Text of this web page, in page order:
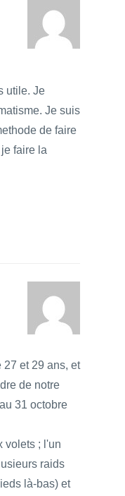
utile. Je
Je suis
de faire
faire la
27 et 29 ans, et
de notre
31 octobre
volets ; l'un
raids
là-bas) et